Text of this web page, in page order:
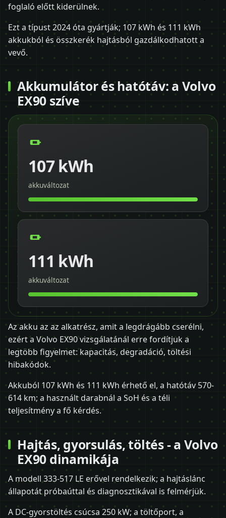
foglaló előtt kiderülnek.
Ezt a típust 2024 óta gyártják; 107 kWh és 111 kWh
akkukból és összkerék hajtásból gazdálkodhatott a
vevő.
Akkumulátor és hatótáv: a Volvo
EX90 szíve
107 kWh
akkuváltozat
111 kWh
akkuváltozat
Az akku az az alkatrész, amit a legdrágább cserélni,
ezért a Volvo EX90 vizsgálatánál erre fordítjuk a
legtöbb figyelmet: kapacitás, degradáció, töltési
hibakódok.
Akkuból 107 kWh és 111 kWh érhető el, a hatótáv 570-
614 km; a használt darabnál a SoH és a téli
teljesítmény a fő kérdés.
Hajtás, gyorsulás, töltés - a Volvo
EX90 dinamikája
A modell 333-517 LE erővel rendelkezik; a hajtáslánc
állapotát próbaúttal és diagnosztikával is felmérjük.
A DC-gyorstöltés csúcsa 250 kW; a töltőport, a